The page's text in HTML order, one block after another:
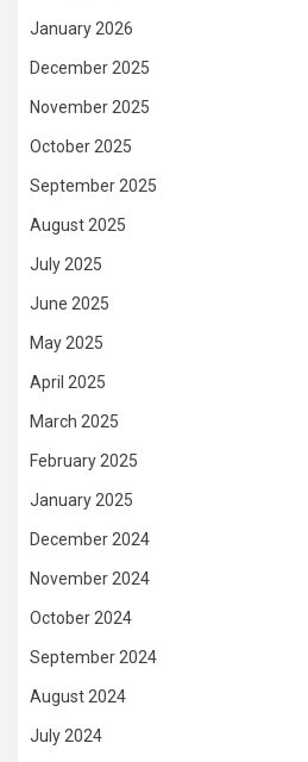
January 2026
December 2025
November 2025
October 2025
September 2025
August 2025
July 2025
June 2025
May 2025
April 2025
March 2025
February 2025
January 2025
December 2024
November 2024
October 2024
September 2024
August 2024
July 2024